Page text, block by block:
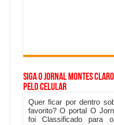
Siga o Jornal Montes
pelo Celular
Quer ficar por dentro
favorito? O portal O
foi Classificado para